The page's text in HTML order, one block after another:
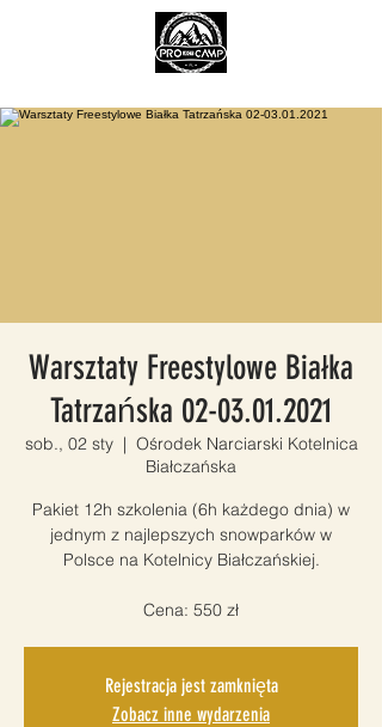
Warsztaty Freestylowe Białka
Tatrzańska 02-03.01.2021
sob., 02 sty
  |
Ośrodek Narciarski Kotelnica
Białczańska
Pakiet 12h szkolenia (6h każdego dnia) w
jednym z najlepszych snowparków w
Polsce na Kotelnicy Białczańskiej.
Cena: 550 zł
Rejestracja jest zamknięta
Zobacz inne wydarzenia